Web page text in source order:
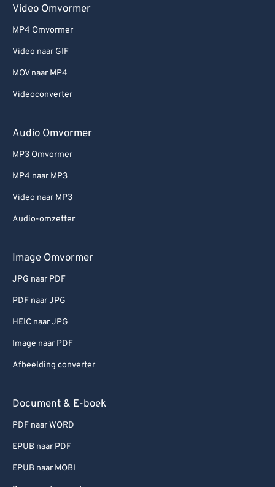
Video Omvormer
MP4 Omvormer
Video naar GIF
MOV naar MP4
Videoconverter
Audio Omvormer
MP3 Omvormer
MP4 naar MP3
Video naar MP3
Audio-omzetter
Image Omvormer
JPG naar PDF
PDF naar JPG
HEIC naar JPG
Image naar PDF
Afbeelding converter
Document & E-boek
PDF naar WORD
EPUB naar PDF
EPUB naar MOBI